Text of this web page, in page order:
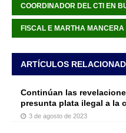
COORDINADOR DEL CTI EN
FISCAL E MARTHA MANCERA
ARTÍCULOS
Continúan las
presunta plata ilegal a la
3 de agosto de 2023